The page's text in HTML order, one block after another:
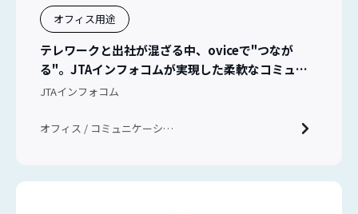
オフィス用途
テレワークと出社が混ざる中、oviceで"つなが
る"。JTAインフォコムが実現した柔軟なコミュニ
ケーション
JTAインフォコム
オフィス / コミュニケーショ